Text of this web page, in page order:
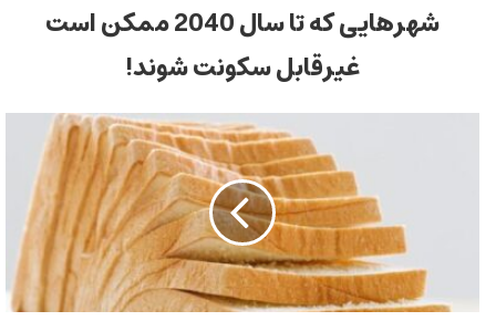
شهرهایی که تا سال 2040 ممکن است
غیرقابل سکونت شوند!